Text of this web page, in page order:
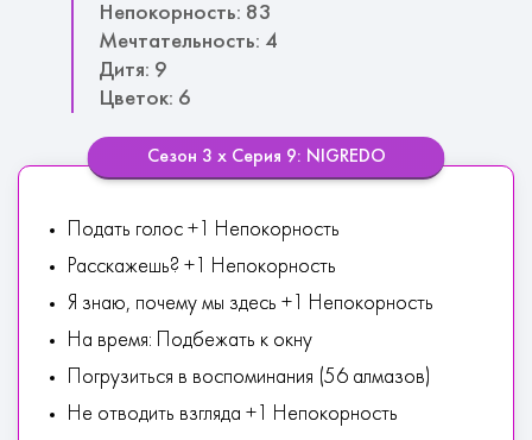
Непокорность: 83
Мечтательность: 4
Дитя: 9
Цветок: 6
Сезон 3 х Серия 9: NIGREDO
Подать голос +1 Непокорность
Расскажешь? +1 Непокорность
Я знаю, почему мы здесь +1 Непокорность
На время: Подбежать к окну
Погрузиться в воспоминания (56 алмазов)
Не отводить взгляда +1 Непокорность